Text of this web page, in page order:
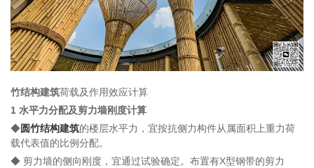
竹结构建筑荷载及作用效应计算
1 水平力分配及剪力墙刚度计算
◆圆竹结构建筑的楼层水平力，宜按抗侧力构件从属面积上重力荷
载代表值的比例分配。
◆ 剪力墙的侧向刚度，宜通过试验确定。布置有X型钢带的剪力